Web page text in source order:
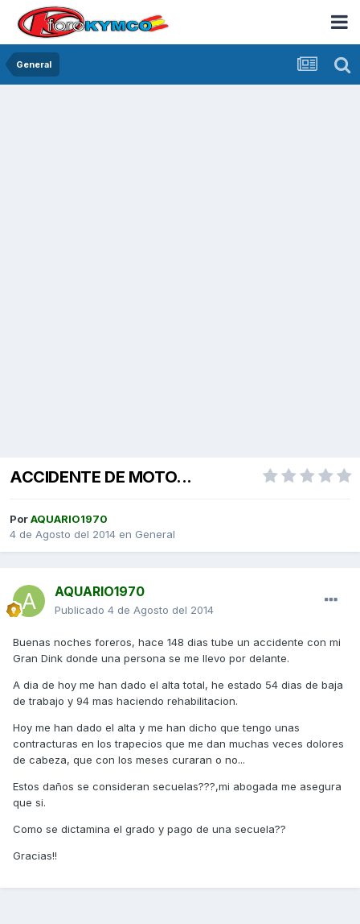
General
ACCIDENTE DE MOTO...
PorAQUARIO1970
4 de Agosto del 2014 en General
AQUARIO1970
Publicado 4 de Agosto del 2014
Buenas noches foreros, hace 148 dias tube un accidente con mi
Gran Dink donde una persona se me llevo por delante.
A dia de hoy me han dado el alta total, he estado 54 dias de baja
de trabajo y 94 mas haciendo rehabilitacion.
Hoy me han dado el alta y me han dicho que tengo unas
contracturas en los trapecios que me dan muchas veces dolores
de cabeza, que con los meses curaran o no...
Estos daños se consideran secuelas???,mi abogada me asegura
que si.
Como se dictamina el grado y pago de una secuela??
Gracias!!